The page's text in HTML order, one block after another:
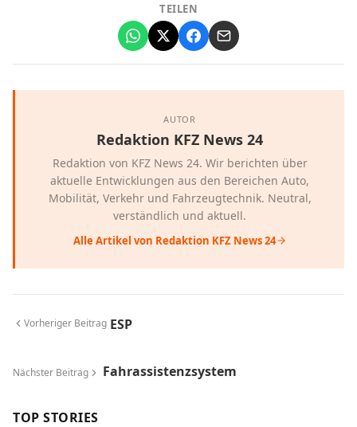
TEILEN
AUTOR
Redaktion KFZ News 24
Redaktion von KFZ News 24. Wir berichten über
aktuelle Entwicklungen aus den Bereichen Auto,
Mobilität, Verkehr und Fahrzeugtechnik. Neutral,
verständlich und aktuell.
Alle Artikel von Redaktion KFZ News 24
Vorheriger Beitrag ESP
Nächster Beitrag Fahrassistenzsystem
TOP STORIES